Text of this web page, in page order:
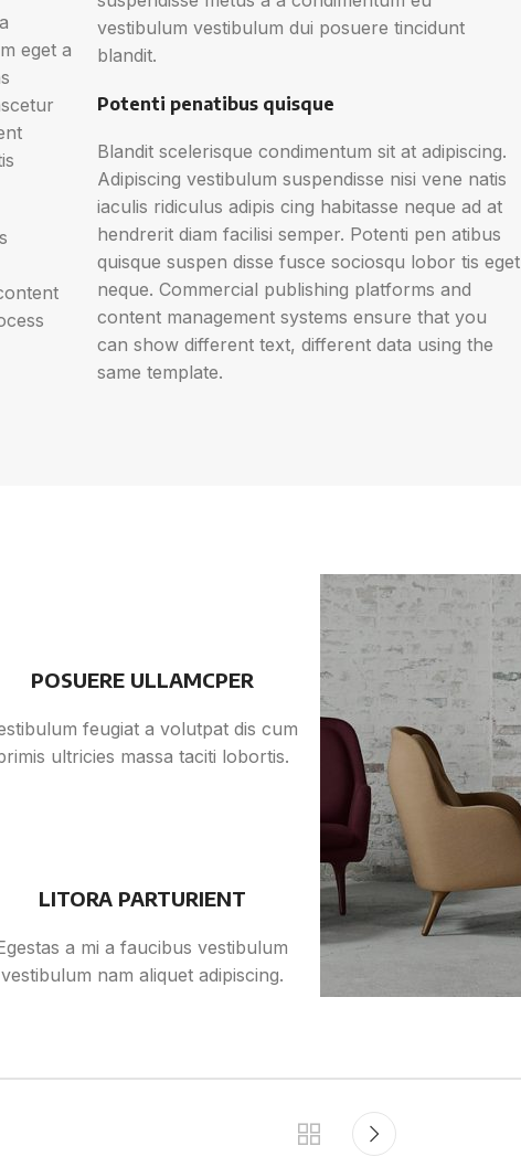
eget a
vestibulum vestibulum dui posuere tincidunt
blandit.
Potenti penatibus quisque
Blandit scelerisque condimentum sit at adipiscing.
Adipiscing vestibulum suspendisse nisi vene natis
iaculis ridiculus adipis cing habitasse neque ad at
hendrerit diam facilisi semper. Potenti pen atibus
quisque suspen disse fusce sociosqu lobor tis eget
neque. Commercial publishing platforms and
content management systems ensure that you
can show different text, different data using the
same template.
POSUERE ULLAMCPER
feugiat a volutpat dis cum
ultricies massa taciti lobortis.
LITORA PARTURIENT
a mi a faucibus vestibulum
vestibulum nam aliquet adipiscing.